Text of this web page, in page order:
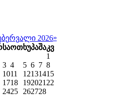
2026»
საოთხუპაშაკვ
1
3 4 5 6 7 8
1011 12131415
1718 192021 22
2425 262728